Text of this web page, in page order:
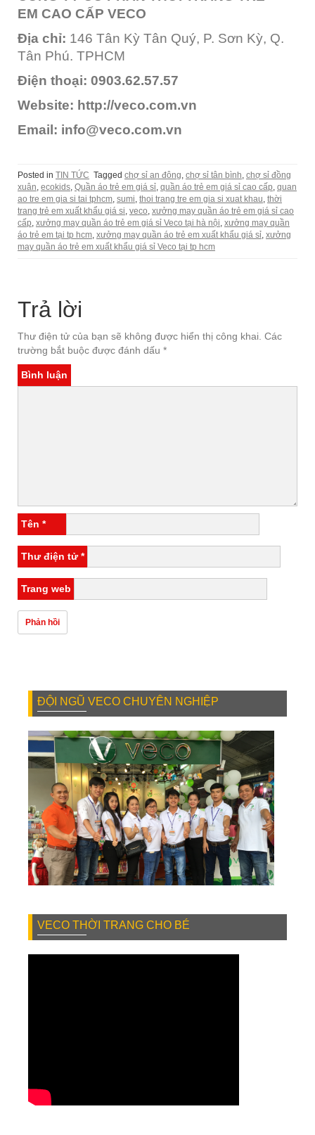
EM CAO CẤP VECO
Địa chỉ: 146 Tân Kỳ Tân Quý, P. Sơn Kỳ, Q.
Tân Phú. TPHCM
Điện thoại: 0903.62.57.57
Website: http://veco.com.vn
Email: info@veco.com.vn
Posted in TIN TỨC Tagged chợ sỉ an đông, chợ sỉ tân bình, chợ sỉ đồng
xuân, ecokids, Quần áo trẻ em giá sỉ, quần áo trẻ em giá sỉ cao cấp, quan
ao tre em gia si tai tphcm, sumi, thoi trang tre em gia si xuat khau, thời
trang trẻ em xuất khẩu giá si, veco, xưởng may quần áo trẻ em giá sỉ cao
cấp, xưởng may quần áo trẻ em giá sỉ Veco tại hà nội, xưởng may quần
áo trẻ em tại tp hcm, xưởng may quần áo trẻ em xuất khẩu giá sỉ, xưởng
may quần áo trẻ em xuất khẩu giá sỉ Veco tại tp hcm
Trả lời
Thư điện tử của bạn sẽ không được hiển thị công khai. Các
trường bắt buộc được đánh dấu *
Bình luận
Tên *
Thư điện tử*
Trang web
ĐỘI NGŨ VECO CHUYÊN NGHIỆP
VECO THỜI TRANG CHO BÉ